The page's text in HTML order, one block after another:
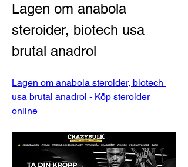
Lagen om anabola
steroider, biotech usa
brutal anadrol
Lagen om anabola steroider, biotech
usa brutal anadrol - Köp steroider
online